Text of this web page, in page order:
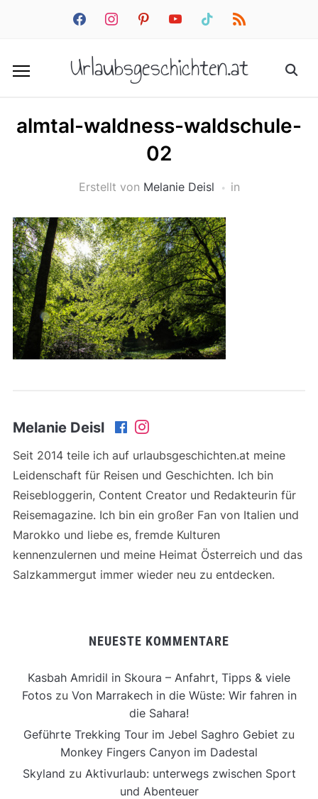
facebookinstagrampinterestyoutube tiktok rss
Urlaubsgeschichten.at
almtal-waldness-waldschule-
02
Erstellt von Melanie Deisl in
Melanie Deisl
Seit 2014 teile ich auf urlaubsgeschichten.at meine
Leidenschaft für Reisen und Geschichten. Ich bin
Reisebloggerin, Content Creator und Redakteurin für
Reisemagazine. Ich bin ein großer Fan von Italien und
Marokko und liebe es, fremde Kulturen
kennenzulernen und meine Heimat Österreich und das
Salzkammergut immer wieder neu zu entdecken.
NEUESTE KOMMENTARE
Kasbah Amridil in Skoura – Anfahrt, Tipps & viele
Fotoszu Von Marrakech in die Wüste: Wir fahren in
die Sahara!
Geführte Trekking Tour im Jebel Saghro Gebiet zu
Monkey Fingers Canyon im Dadestal
Skyland zu Aktivurlaub: unterwegs zwischen Sport
und Abenteuer